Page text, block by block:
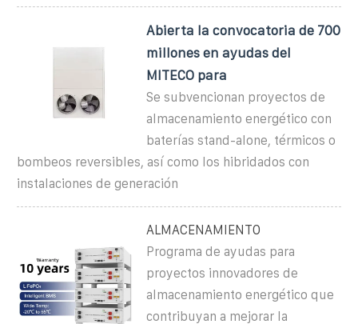
Abierta la convocatoria de 700
millones en ayudas del
MITECO para
Se subvencionan proyectos de
almacenamiento energético con
baterías stand-alone, térmicos o
bombeos reversibles, así como los hibridados con
instalaciones de generación
ALMACENAMIENTO
Programa de ayudas para
proyectos innovadores de
almacenamiento energético que
contribuyan a mejorar la